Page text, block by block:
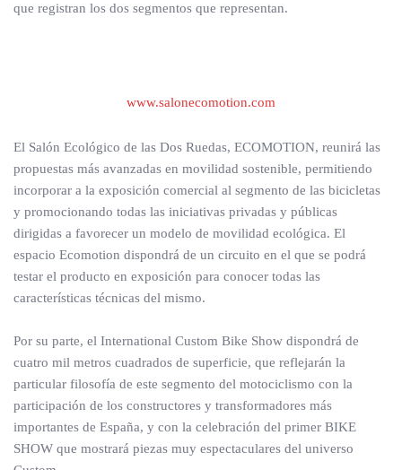
que registran los dos segmentos que representan.
www.salonecomotion.com
El Salón Ecológico de las Dos Ruedas, ECOMOTION, reunirá las
propuestas más avanzadas en movilidad sostenible, permitiendo
incorporar a la exposición comercial al segmento de las bicicletas
y promocionando todas las iniciativas privadas y públicas
dirigidas a favorecer un modelo de movilidad ecológica. El
espacio Ecomotion dispondrá de un circuito en el que se podrá
testar el producto en exposición para conocer todas las
características técnicas del mismo.
Por su parte, el International Custom Bike Show dispondrá de
cuatro mil metros cuadrados de superficie, que reflejarán la
particular filosofía de este segmento del motociclismo con la
participación de los constructores y transformadores más
importantes de España, y con la celebración del primer BIKE
SHOW que mostrará piezas muy espectaculares del universo